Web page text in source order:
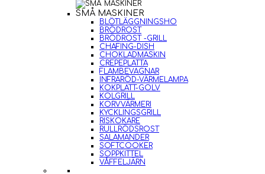
SMÅ MASKINER
BLÖTLÄGGNINGSHO
BRÖDROST
BRÖDROST -GRILL
CHAFING-DISH
CHOKLADMASKIN
CREPEPLATTA
FLAMBEVAGNAR
INFRARÖD-VÄRMELAMPA
KOKPLATT-GOLV
KOLGRILL
KORVVÄRMERI
KYCKLINGSGRILL
RISKOKARE
RULLRÖDSROST
SALAMANDER
SOFTCOOKER
SOPPKITTEL
VÅFFELJÄRN